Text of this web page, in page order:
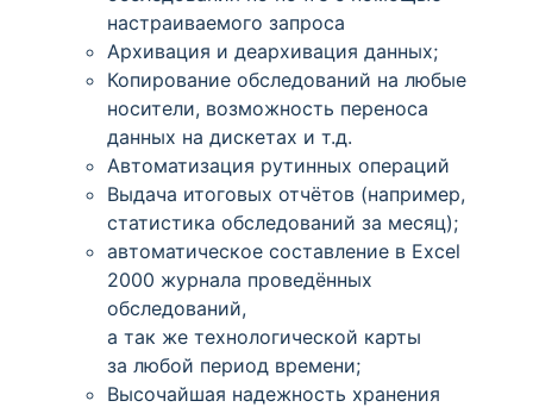
настраиваемого запроса
Архивация и деархивация данных;
Копирование обследований на любые
носители, возможность переноса
данных на дискетах и т.д.
Автоматизация рутинных операций
Выдача итоговых отчётов (например,
статистика обследований за месяц);
автоматическое составление в Excel
2000 журнала проведённых
обследований,
а так же технологической карты
за любой период времени;
Высочайшая надежность хранения